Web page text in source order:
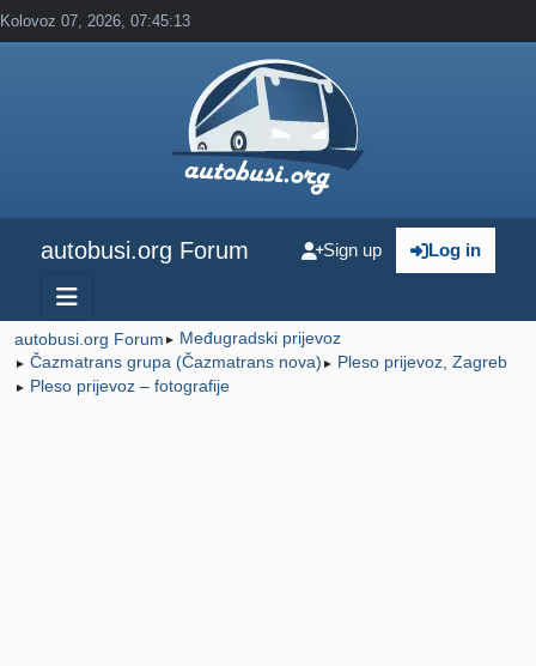
Kolovoz 07, 2026, 07:45:13
autobusi.org Forum Log in
Sign up
autobusi.org Forum ► Međugradski prijevoz
► Čazmatrans grupa (Čazmatrans nova) ► Pleso prijevoz, Zagreb
► Pleso prijevoz – fotografije